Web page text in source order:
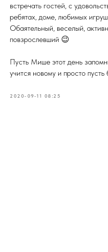
встречать гостей, с
ребятах, доме, любимых
Обаятельный, веселый,
повзрослевший 😉
Пусть Мише этот день
учится новому и просто
2020-09-11 08:25